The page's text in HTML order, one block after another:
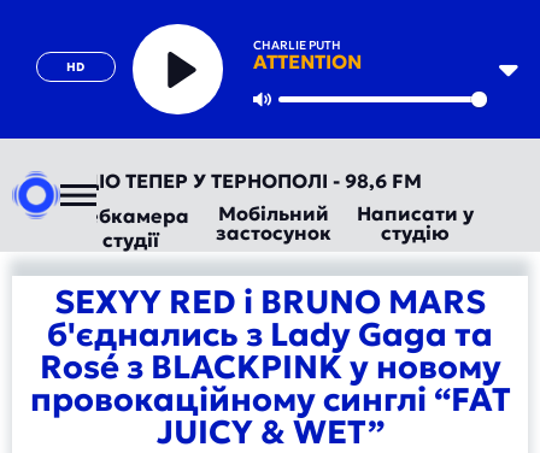
HD
CHARLIE PUTH
ATTENTION
Play
ТЕПЕР У ТЕРНОПОЛІ - 98,6 FM
Вебкамера
студії
Мобільний
застосунок
Написати у
студію
SEXYY RED і BRUNO MARS
б'єднались з Lady Gaga та
Rosé з BLACKPINK у новому
провокаційному синглі “FAT
JUICY & WET”